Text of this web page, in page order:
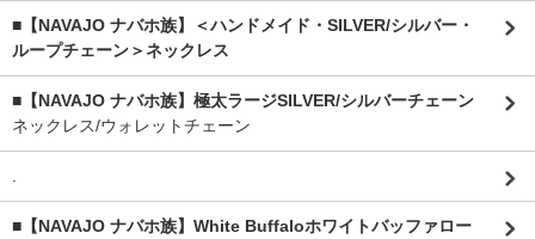
■【NAVAJO ナバホ族】＜ハンドメイド・SILVER/シルバー・
ループチェーン＞ネックレス
■【NAVAJO ナバホ族】極太ラージSILVER/シルバーチェーン
ネックレス/ウォレットチェーン
■【NAVAJO ナバホ族】White Buffaloホワイトバッファロー